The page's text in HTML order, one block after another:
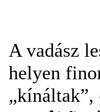
A vadász
helyen
„kínáltak”,